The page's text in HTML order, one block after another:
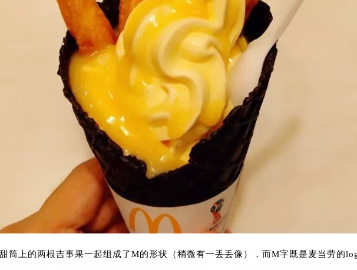
筒上的两根吉事果一起组成了M的形状（稍微有一丢丢像），而M字既是麦当劳的